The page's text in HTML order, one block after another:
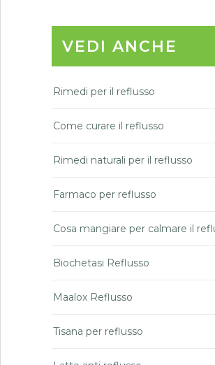
VEDI ANCHE
Rimedi per il reflusso
Come curare il reflusso
Rimedi naturali per il reflusso
Farmaco per reflusso
Cosa mangiare per calmare il
Biochetasi Reflusso
Maalox Reflusso
Tisana per reflusso